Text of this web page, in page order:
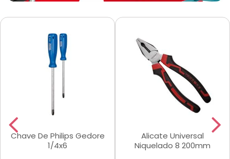
Chave De Philips Gedore
1/4x6
Alicate Universal
Niquelado 8 200mm